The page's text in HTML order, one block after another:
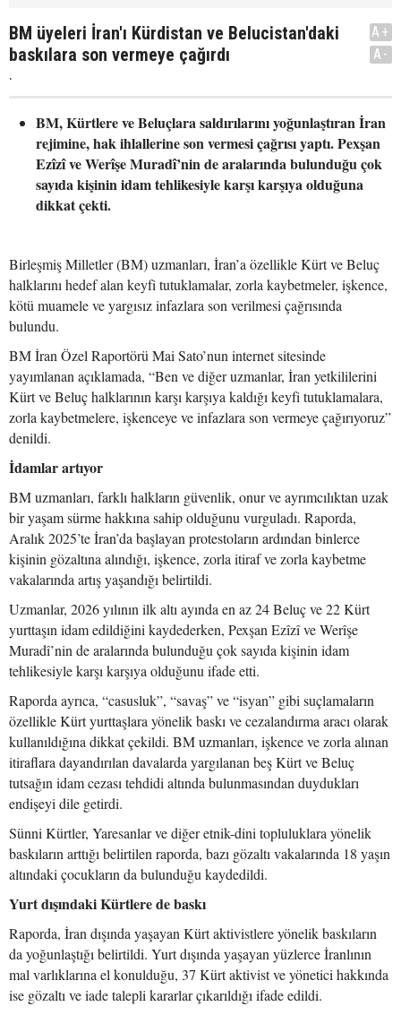
BM üyeleri İran'ı Kürdistan ve Belucistan'daki
baskılara son vermeye çağırdı
.
A+
A-
BM, Kürtlere ve Beluçlara saldırılarını yoğunlaştıran İran
rejimine, hak ihlallerine son vermesi çağrısı yaptı. Pexşan
Ezîzî ve Werîşe Muradî’nin de aralarında bulunduğu çok
sayıda kişinin idam tehlikesiyle karşı karşıya olduğuna
dikkat çekti.
Birleşmiş Milletler (BM) uzmanları, İran’a özellikle Kürt ve Beluç
halklarını hedef alan keyfi tutuklamalar, zorla kaybetmeler, işkence,
kötü muamele ve yargısız infazlara son verilmesi çağrısında
bulundu.
BM İran Özel Raportörü Mai Sato’nun internet sitesinde
yayımlanan açıklamada, “Ben ve diğer uzmanlar, İran yetkililerini
Kürt ve Beluç halklarının karşı karşıya kaldığı keyfi tutuklamalara,
zorla kaybetmelere, işkenceye ve infazlara son vermeye çağırıyoruz”
denildi.
İdamlar artıyor
BM uzmanları, farklı halkların güvenlik, onur ve ayrımcılıktan uzak
bir yaşam sürme hakkına sahip olduğunu vurguladı. Raporda,
Aralık 2025’te İran’da başlayan protestoların ardından binlerce
kişinin gözaltına alındığı, işkence, zorla itiraf ve zorla kaybetme
vakalarında artış yaşandığı belirtildi.
Uzmanlar, 2026 yılının ilk altı ayında en az 24 Beluç ve 22 Kürt
yurttaşın idam edildiğini kaydederken, Pexşan Ezîzî ve Werîşe
Muradî’nin de aralarında bulunduğu çok sayıda kişinin idam
tehlikesiyle karşı karşıya olduğunu ifade etti.
Raporda ayrıca, “casusluk”, “savaş” ve “isyan” gibi suçlamaların
özellikle Kürt yurttaşlara yönelik baskı ve cezalandırma aracı olarak
kullanıldığına dikkat çekildi. BM uzmanları, işkence ve zorla alınan
itiraflara dayandırılan davalarda yargılanan beş Kürt ve Beluç
tutsağın idam cezası tehdidi altında bulunmasından duydukları
endişeyi dile getirdi.
Sünni Kürtler, Yaresanlar ve diğer etnik-dini topluluklara yönelik
baskıların arttığı belirtilen raporda, bazı gözaltı vakalarında 18 yaşın
altındaki çocukların da bulunduğu kaydedildi.
Yurt dışındaki Kürtlere de baskı
Raporda, İran dışında yaşayan Kürt aktivistlere yönelik baskıların
da yoğunlaştığı belirtildi. Yurt dışında yaşayan yüzlerce İranlının
mal varlıklarına el konulduğu, 37 Kürt aktivist ve yönetici hakkında
ise gözaltı ve iade talepli kararlar çıkarıldığı ifade edildi.